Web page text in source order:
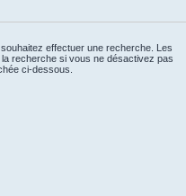
effectuer une recherche. Les
recherche si vous ne désactivez pas
ci-dessous.